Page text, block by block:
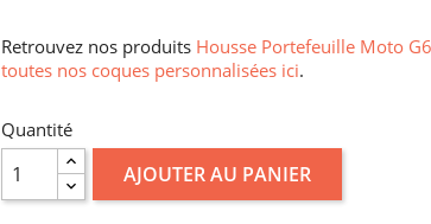
Retrouvez nos produits Housse Portefeuille Moto
toutes nos coques personnalisées ici.
Quantité
AJOUTER AU PANIER